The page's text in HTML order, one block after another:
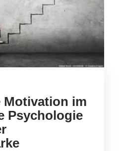
im
Psychologie